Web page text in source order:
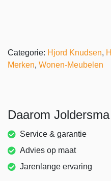
Categorie: Hjord Knudsen,
Merken, Wonen-Meubelen
Daarom
Service & garantie
Advies op maat
Jarenlange ervaring